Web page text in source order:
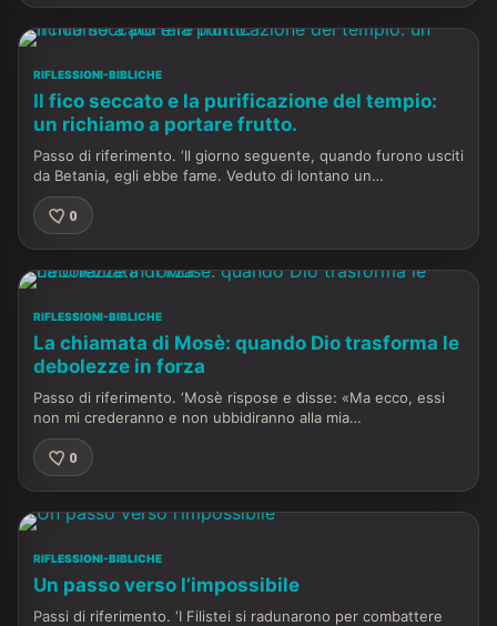
RIFLESSIONI-BIBLICHE
Il fico seccato e la purificazione del tempio:
un richiamo a portare frutto.
Passo di riferimento. ‘Il giorno seguente, quando furono usciti
da Betania, egli ebbe fame. Veduto di lontano un…
0
RIFLESSIONI-BIBLICHE
La chiamata di Mosè: quando Dio trasforma le
debolezze in forza
Passo di riferimento. ‘Mosè rispose e disse: «Ma ecco, essi
non mi crederanno e non ubbidiranno alla mia…
0
RIFLESSIONI-BIBLICHE
Un passo verso l’impossibile
Passi di riferimento. ‘I Filistei si radunarono per combattere